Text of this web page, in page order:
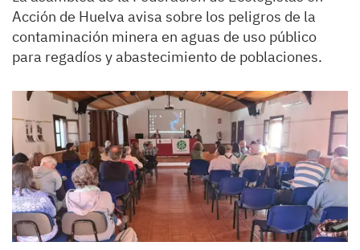
Acción de Huelva avisa sobre los peligros de la
contaminación minera en aguas de uso público
para regadíos y abastecimiento de poblaciones.